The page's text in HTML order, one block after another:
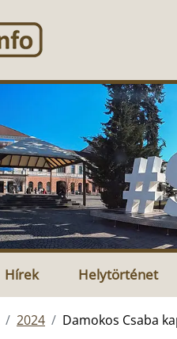
Hírek Helytörténet
2024 Damokos Csaba